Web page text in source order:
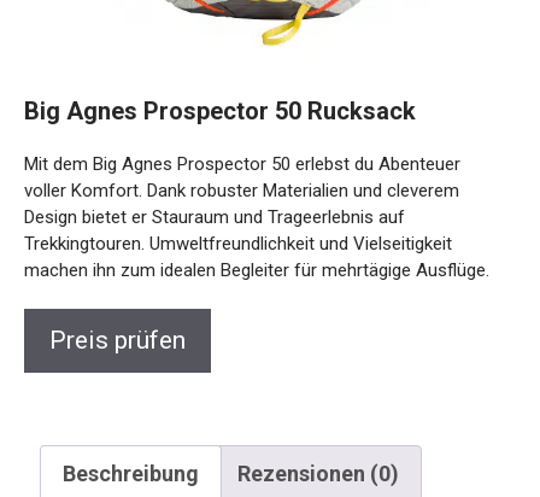
Big Agnes Prospector 50 Rucksack
Mit dem Big Agnes Prospector 50 erlebst du Abenteuer
voller Komfort. Dank robuster Materialien und cleverem
Design bietet er Stauraum und Trageerlebnis auf
Trekkingtouren. Umweltfreundlichkeit und Vielseitigkeit
machen ihn zum idealen Begleiter für mehrtägige Ausflüge.
Preis prüfen
Beschreibung Rezensionen (0)